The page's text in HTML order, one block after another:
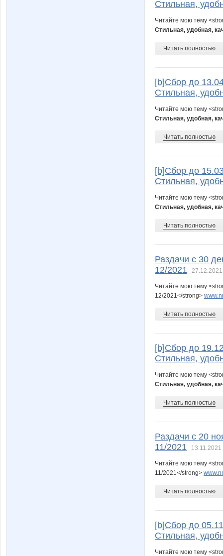
Стильная,
Читайте мою тему
Стильная, удобная,
Читать полностью
[b]Cбор до
Стильная,
Читайте мою тему
Стильная, удобная,
Читать полностью
[b]Cбор до
Стильная,
Читайте мою тему
Стильная, удобная,
Читать полностью
Раздачи с 30
12/2021
Читайте мою тему
12/2021</strong>
Читать полностью
[b]Cбор до
Стильная,
Читайте мою тему
Стильная, удобная,
Читать полностью
Раздачи с 20
11/2021
13.11.2021
Читайте мою тему
11/2021</strong>
Читать полностью
[b]Cбор до
Стильная,
Читайте мою тему